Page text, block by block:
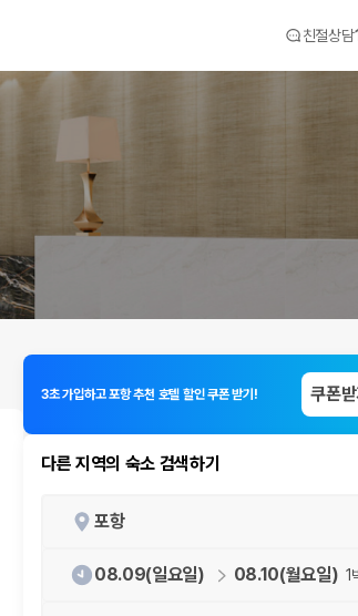
친절상담
3초 가입하고 포항 추천 호텔 할인 쿠폰 받기! 쿠폰받
다른 지역의 숙소 검색하기
포항
08.09(일요일) 08.10(월요일) 1